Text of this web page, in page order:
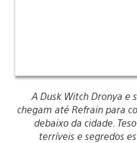
A Dusk Witch Dronya e
chegam até Refrain para
debaixo da cidade.
terríveis e segredos